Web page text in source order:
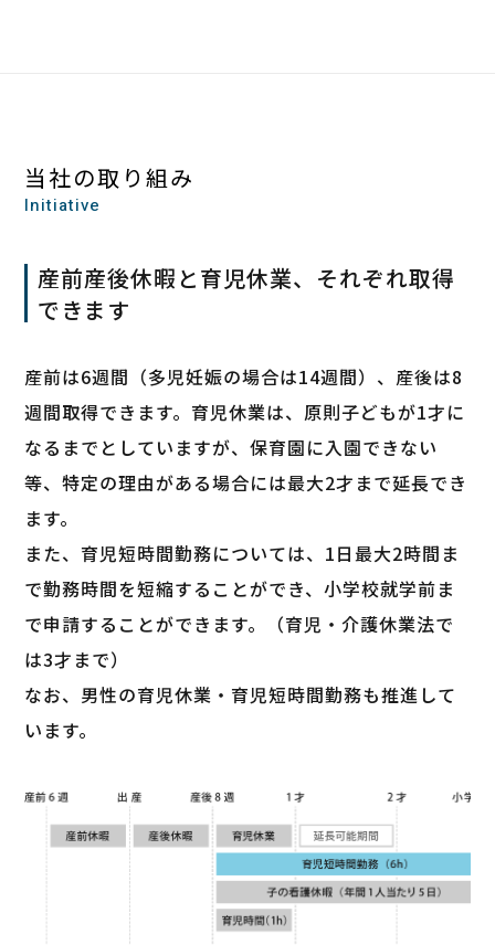
当社の取り組み
Initiative
産前産後休暇と育児休業、それぞれ取得
できます
産前は6週間（多児妊娠の場合は14週間）、産後は8
週間取得できます。育児休業は、原則子どもが1才に
なるまでとしていますが、保育園に入園できない
等、特定の理由がある場合には最大2才まで延長でき
ます。
また、育児短時間勤務については、1日最大2時間ま
で勤務時間を短縮することができ、小学校就学前ま
で申請することができます。（育児・介護休業法で
は3才まで）
なお、男性の育児休業・育児短時間勤務も推進して
います。